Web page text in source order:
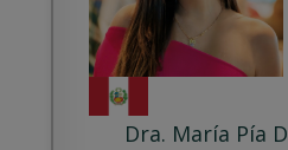
Dra. María Pía